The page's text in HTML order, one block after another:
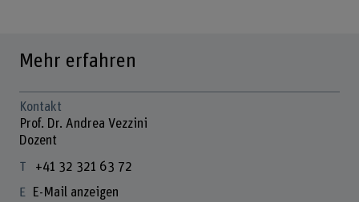
Mehr erfahren
Kontakt
Prof. Dr. Andrea Vezzini
Dozent
+41 32 321 63 72
E-Mail anzeigen